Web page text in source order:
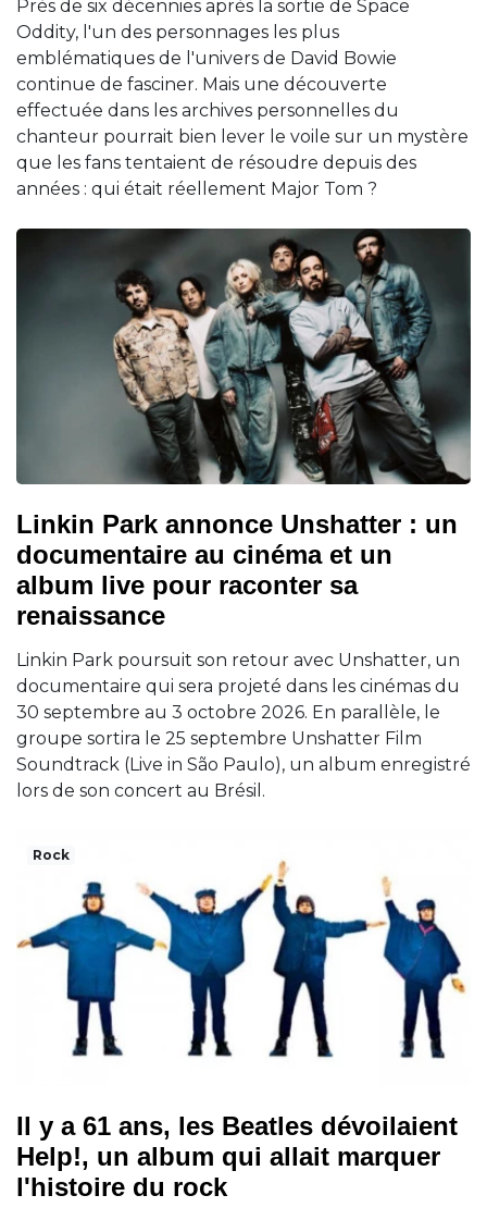
Près de six décennies après la sortie de Space
Oddity, l'un des personnages les plus
emblématiques de l'univers de David Bowie
continue de fasciner. Mais une découverte
effectuée dans les archives personnelles du
chanteur pourrait bien lever le voile sur un mystère
que les fans tentaient de résoudre depuis des
années : qui était réellement Major Tom ?
Linkin Park annonce Unshatter : un
documentaire au cinéma et un
album live pour raconter sa
renaissance
Linkin Park poursuit son retour avec Unshatter, un
documentaire qui sera projeté dans les cinémas du
30 septembre au 3 octobre 2026. En parallèle, le
groupe sortira le 25 septembre Unshatter Film
Soundtrack (Live in São Paulo), un album enregistré
lors de son concert au Brésil.
Rock
Il y a 61 ans, les Beatles dévoilaient
Help!, un album qui allait marquer
l'histoire du rock